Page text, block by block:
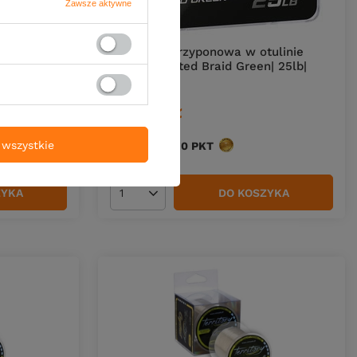
35lb|
Plecionka przyponowa w otulinie
Mikado Coated Braid Green| 25lb|
10m
16,90 zł
(1,69 zł / m
Kup za: 557.70 PKT punktów
Ilość produktów DO KOSZYKA
Zawsze aktywne